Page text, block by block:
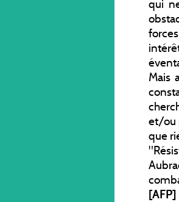
qui
Mais
et/ou
que
[AFP]